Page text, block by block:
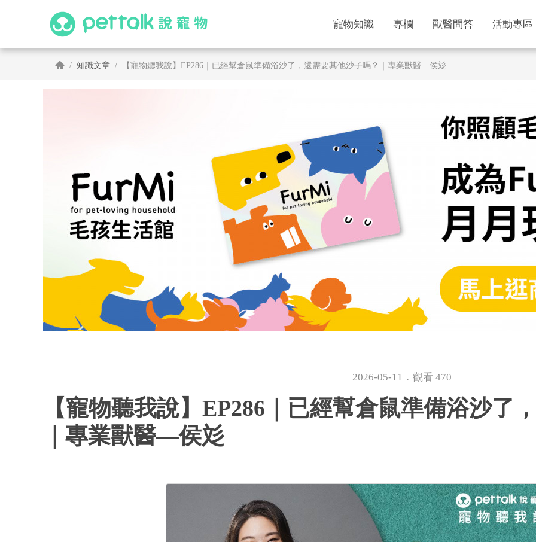
寵物知識 專欄 獸醫問答 活動專區
知識文章 【寵物聽我說】EP286｜已經幫倉鼠準備浴沙了，還需要其他沙子嗎？｜專業獸醫—侯彣
2026-05-11．觀看 470
【寵物聽我說】EP286｜已經幫倉鼠準備浴沙了
｜專業獸醫—侯彣